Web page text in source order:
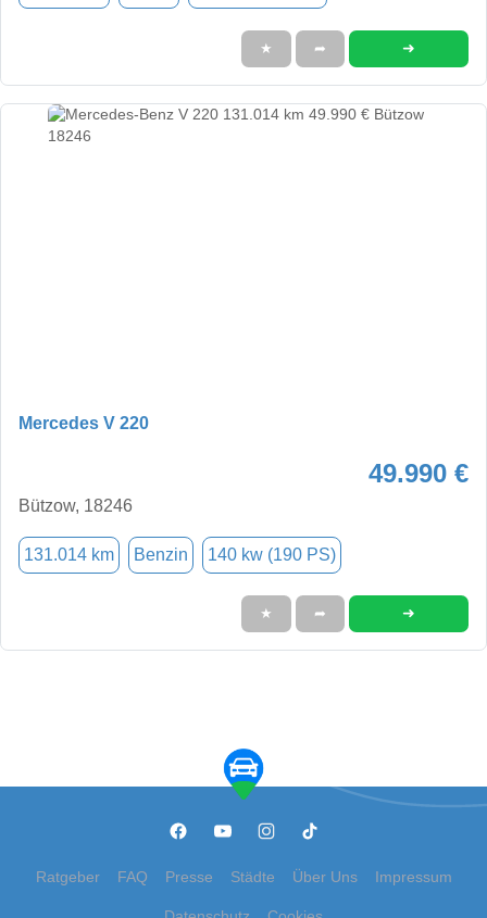
★ ➦ ➜
Mercedes V 220
49.990 €
Bützow, 18246
131.014 km Benzin 140 kw (190 PS)
★ ➦ ➜
Ratgeber FAQ Presse Städte Über Uns Impressum